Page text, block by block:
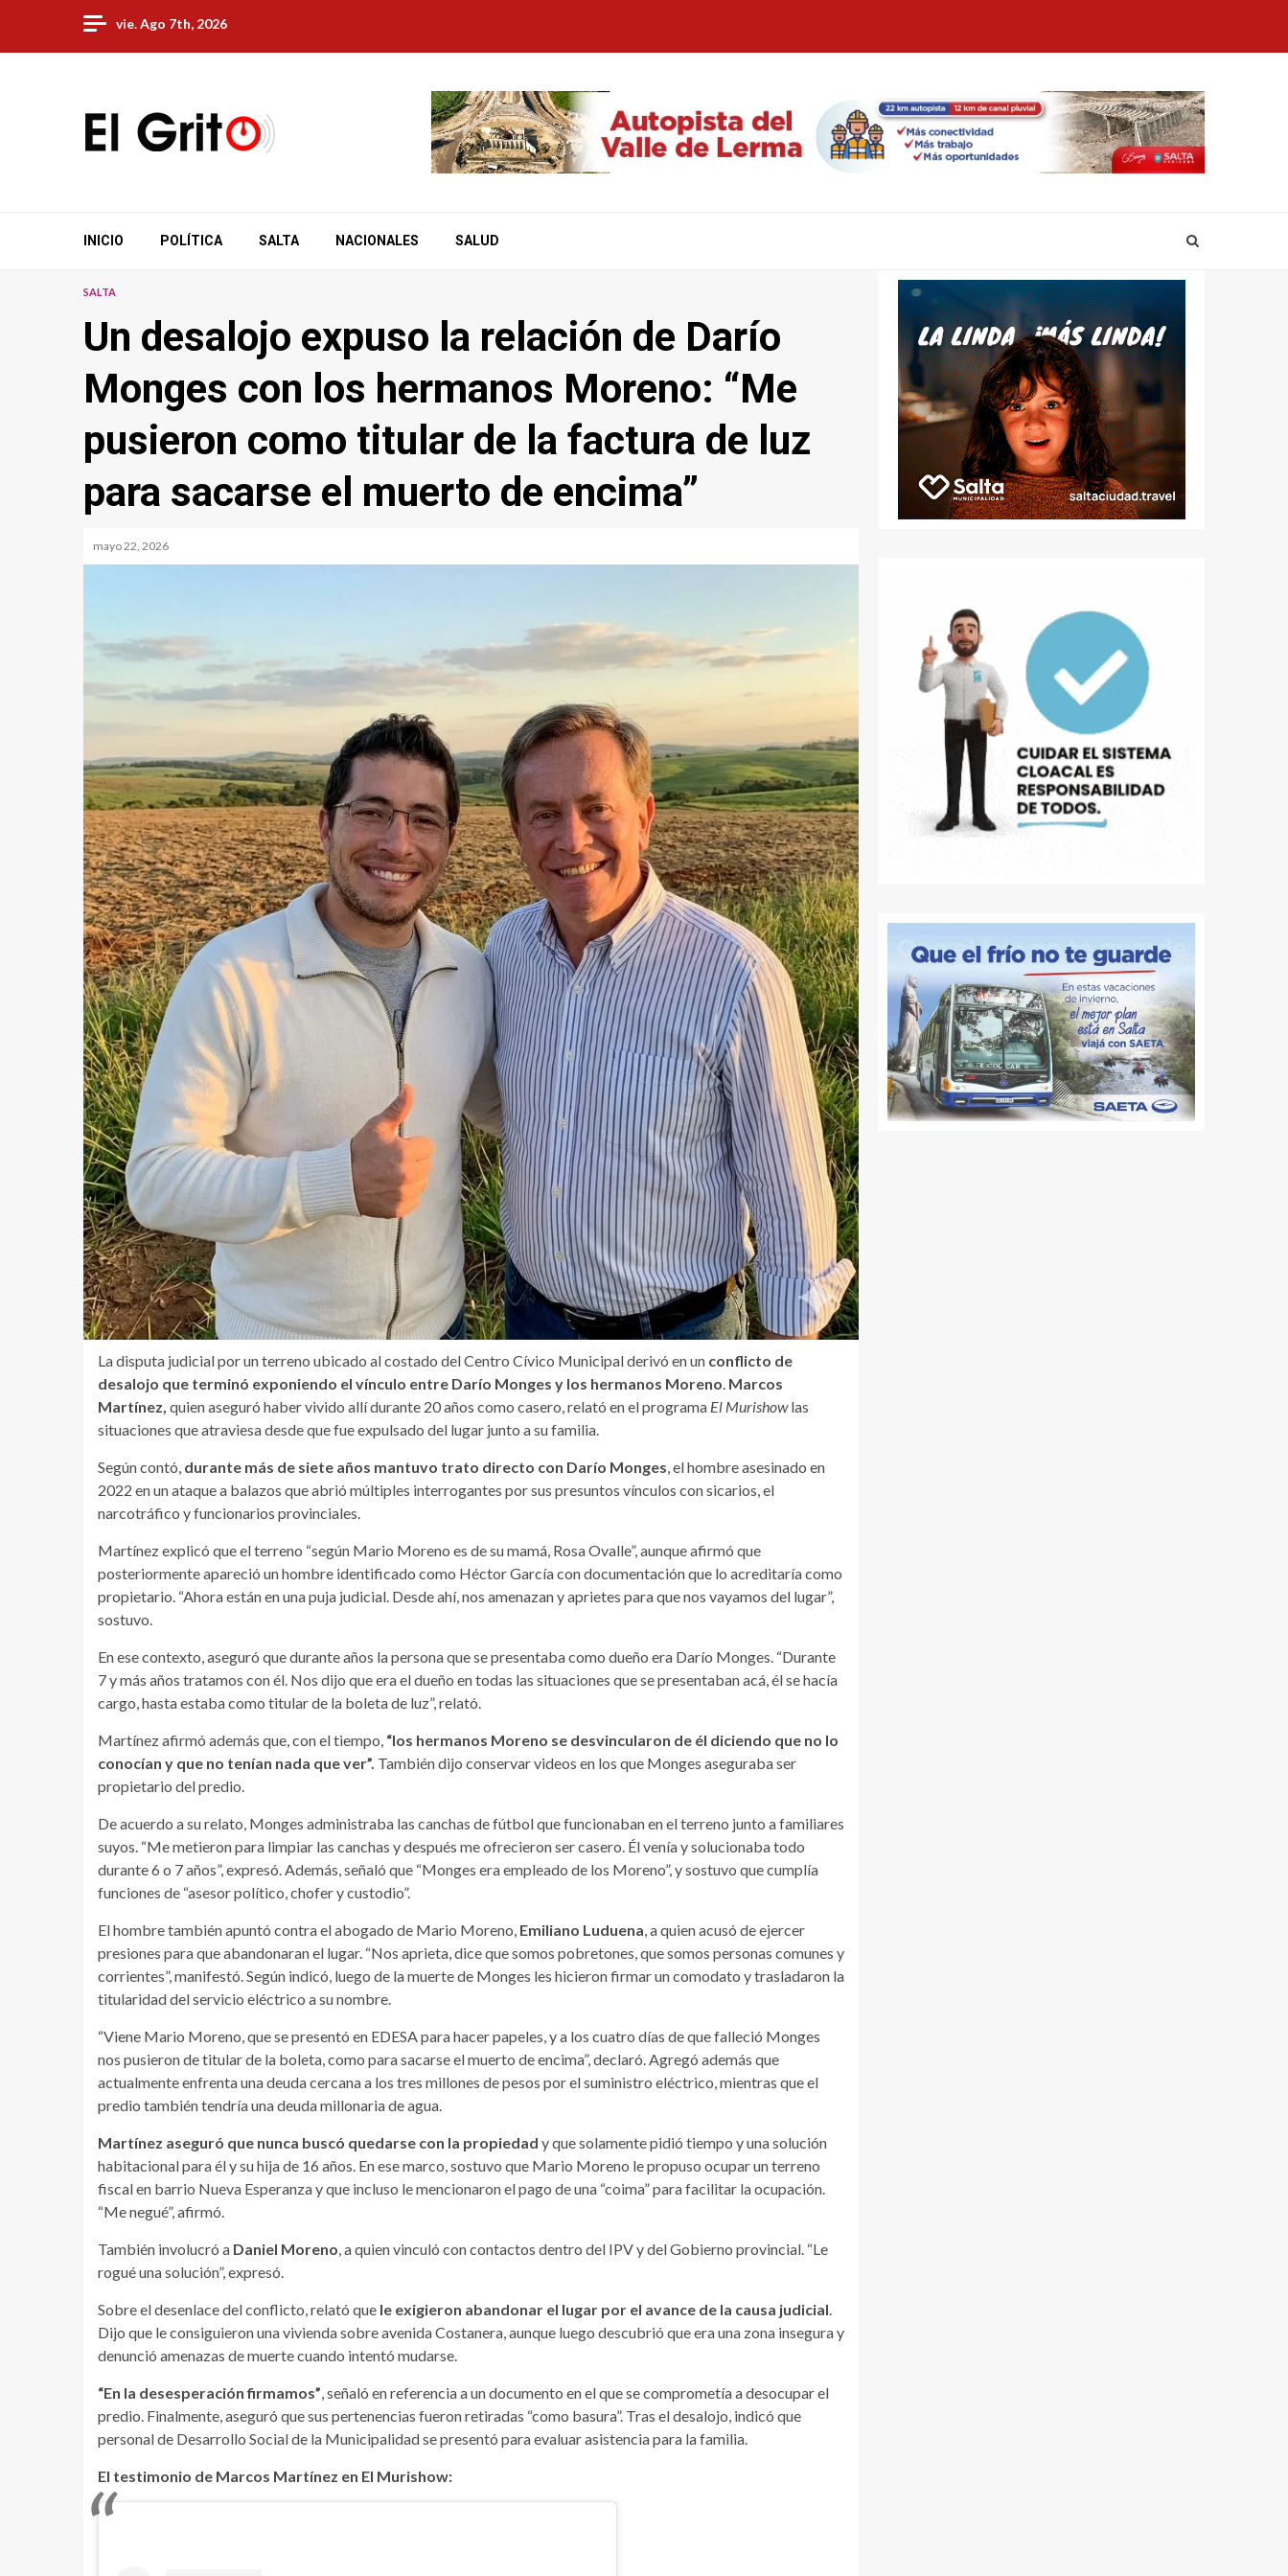
content
vie. Ago 7th, 2026
INICIO POLÍTICA SALTA NACIONALES SALUD
SALTA
Un desalojo expuso la relación de Darío
Monges con los hermanos Moreno: “Me
pusieron como titular de la factura de luz
para sacarse el muerto de encima”
mayo 22, 2026
La disputa judicial por un terreno ubicado al costado del Centro Cívico Municipal derivó en un conflicto de
desalojo que terminó exponiendo el vínculo entre Darío Monges y los hermanos Moreno. Marcos
Martínez, quien aseguró haber vivido allí durante 20 años como casero, relató en el programa El Murishowlas
situaciones que atraviesa desde que fue expulsado del lugar junto a su familia.
Según contó, durante más de siete años mantuvo trato directo con Darío Monges, el hombre asesinado en
2022 en un ataque a balazos que abrió múltiples interrogantes por sus presuntos vínculos con sicarios, el
narcotráfico y funcionarios provinciales.
Martínez explicó que el terreno “según Mario Moreno es de su mamá, Rosa Ovalle”, aunque afirmó que
posteriormente apareció un hombre identificado como Héctor García con documentación que lo acreditaría como
propietario. “Ahora están en una puja judicial. Desde ahí, nos amenazan y aprietes para que nos vayamos del lugar”,
sostuvo.
En ese contexto, aseguró que durante años la persona que se presentaba como dueño era Darío Monges. “Durante
7 y más años tratamos con él. Nos dijo que era el dueño en todas las situaciones que se presentaban acá, él se hacía
cargo, hasta estaba como titular de la boleta de luz”, relató.
Martínez afirmó además que, con el tiempo, “los hermanos Moreno se desvincularon de él diciendo que no lo
conocían y que no tenían nada que ver”. También dijo conservar videos en los que Monges aseguraba ser
propietario del predio.
De acuerdo a su relato, Monges administraba las canchas de fútbol que funcionaban en el terreno junto a familiares
suyos. “Me metieron para limpiar las canchas y después me ofrecieron ser casero. Él venía y solucionaba todo
durante 6 o 7 años”, expresó. Además, señaló que “Monges era empleado de los Moreno”, y sostuvo que cumplía
funciones de “asesor político, chofer y custodio”.
El hombre también apuntó contra el abogado de Mario Moreno, Emiliano Luduena, a quien acusó de ejercer
presiones para que abandonaran el lugar. “Nos aprieta, dice que somos pobretones, que somos personas comunes y
corrientes”, manifestó. Según indicó, luego de la muerte de Monges les hicieron firmar un comodato y trasladaron la
titularidad del servicio eléctrico a su nombre.
“Viene Mario Moreno, que se presentó en EDESA para hacer papeles, y a los cuatro días de que falleció Monges
nos pusieron de titular de la boleta, como para sacarse el muerto de encima”, declaró. Agregó además que
actualmente enfrenta una deuda cercana a los tres millones de pesos por el suministro eléctrico, mientras que el
predio también tendría una deuda millonaria de agua.
Martínez aseguró que nunca buscó quedarse con la propiedad y que solamente pidió tiempo y una solución
habitacional para él y su hija de 16 años. En ese marco, sostuvo que Mario Moreno le propuso ocupar un terreno
fiscal en barrio Nueva Esperanza y que incluso le mencionaron el pago de una “coima” para facilitar la ocupación.
“Me negué”, afirmó.
También involucró a Daniel Moreno, a quien vinculó con contactos dentro del IPV y del Gobierno provincial. “Le
rogué una solución”, expresó.
Sobre el desenlace del conflicto, relató que le exigieron abandonar el lugar por el avance de la causa judicial.
Dijo que le consiguieron una vivienda sobre avenida Costanera, aunque luego descubrió que era una zona insegura y
denunció amenazas de muerte cuando intentó mudarse.
“En la desesperación firmamos”, señaló en referencia a un documento en el que se comprometía a desocupar el
predio. Finalmente, aseguró que sus pertenencias fueron retiradas “como basura”. Tras el desalojo, indicó que
personal de Desarrollo Social de la Municipalidad se presentó para evaluar asistencia para la familia.
El testimonio de Marcos Martínez en El Murishow: